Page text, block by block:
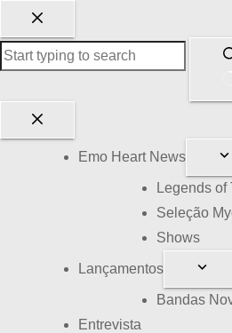
u
p
e
Emo Heart News
Legends of
Seleção
Shows
Lançamentos
Bandas
Entrevista